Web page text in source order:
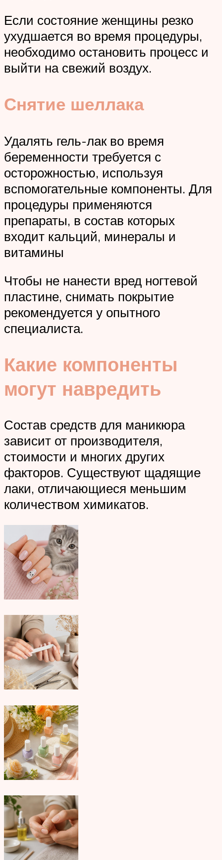
Если состояние женщины резко
ухудшается во время процедуры,
необходимо остановить процесс и
выйти на свежий воздух.
Снятие шеллака
Удалять гель-лак во время
беременности требуется с
осторожностью, используя
вспомогательные компоненты. Для
процедуры применяются
препараты, в состав которых
входит кальций, минералы и
витамины
Чтобы не нанести вред ногтевой
пластине, снимать покрытие
рекомендуется у опытного
специалиста.
Какие компоненты
могут навредить
Состав средств для маникюра
зависит от производителя,
стоимости и многих других
факторов. Существуют щадящие
лаки, отличающиеся меньшим
количеством химикатов.